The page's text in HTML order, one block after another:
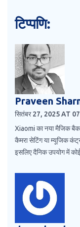
टिप्पणि:
Praveen
सितंबर 27, 2025 AT
Xiaomi का नया मैजिक
कैमरा सेटिंग या म्यूजिक
इसलिए दैनिक उपयोग में